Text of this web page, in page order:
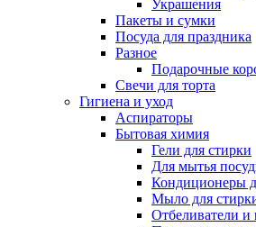
Украшения
Пакеты и сумки
Посуда для праздника
Разное
Подарочные
Свечи для торта
Гигиена и уход
Аспираторы
Бытовая химия
Гели для стирки
Для мытья
Кондиционеры
Мыло для
Отбеливатели и